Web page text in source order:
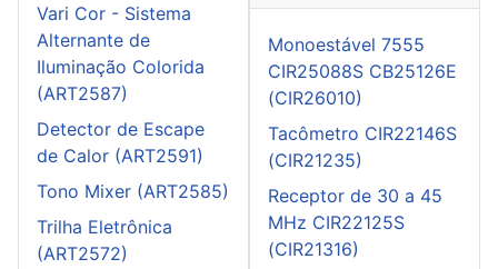
Vari Cor - Sistema
Alternante de
Iluminação Colorida
(ART2587)
Detector de Escape
de Calor (ART2591)
Tono Mixer (ART2585)
Trilha Eletrônica
(ART2572)
Monoestável 7555
CIR25088S CB25126E
(CIR26010)
Tacômetro CIR22146S
(CIR21235)
Receptor de 30 a 45
MHz CIR22125S
(CIR21316)